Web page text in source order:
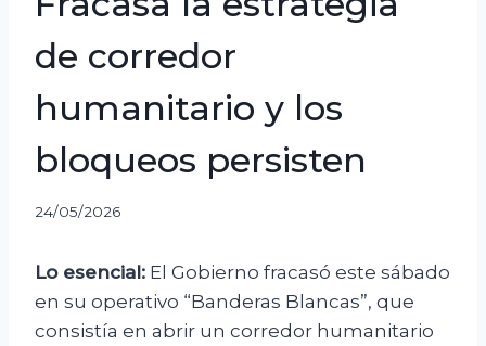
de corredor
humanitario y los
bloqueos persisten
24/05/2026
Lo esencial: El Gobierno fracasó este sábado
en su operativo “Banderas Blancas”, que
consistía en abrir un corredor humanitario